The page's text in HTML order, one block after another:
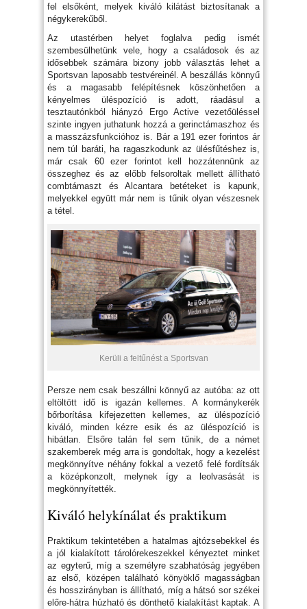
fel elsőként, melyek kiváló kilátást biztosítanak a
négykerekűből.
Az utastérben helyet foglalva pedig ismét
szembesülhetünk vele, hogy a családosok és az
idősebbek számára bizony jobb választás lehet a
Sportsvan laposabb testvéreinél. A beszállás könnyű
és a magasabb felépítésnek köszönhetően a
kényelmes üléspozíció is adott, ráadásul a
tesztautónkból hiányzó Ergo Active vezetőüléssel
szinte ingyen juthatunk hozzá a gerinctámaszhoz és
a masszázsfunkcióhoz is. Bár a 191 ezer forintos ár
nem túl baráti, ha ragaszkodunk az ülésfűtéshez is,
már csak 60 ezer forintot kell hozzátennünk az
összeghez és az előbb felsoroltak mellett állítható
combtámaszt és Alcantara betéteket is kapunk,
melyekkel együtt már nem is tűnik olyan vészesnek
a tétel.
Kerüli a feltűnést a Sportsvan
Persze nem csak beszállni könnyű az autóba: az ott
eltöltött idő is igazán kellemes. A kormánykerék
bőrborítása kifejezetten kellemes, az üléspozíció
kiváló, minden kézre esik és az üléspozíció is
hibátlan. Elsőre talán fel sem tűnik, de a német
szakemberek még arra is gondoltak, hogy a kezelést
megkönnyítve néhány fokkal a vezető felé fordítsák
a középkonzolt, melynek így a leolvasását is
megkönnyítették.
Kiváló helykínálat és praktikum
Praktikum tekintetében a hatalmas ajtózsebekkel és
a jól kialakított tárolórekeszekkel kényeztet minket
az egyterű, míg a személyre szabhatóság jegyében
az első, középen található könyöklő magasságban
és hosszirányban is állítható, míg a hátsó sor székei
előre-hátra húzható és dönthető kialakítást kaptak. A